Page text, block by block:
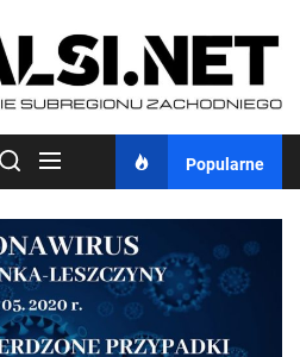
Popularne